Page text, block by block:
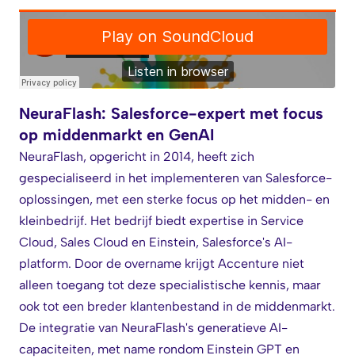
NeuraFlash: Salesforce-expert met focus
op middenmarkt en GenAI
NeuraFlash, opgericht in 2014, heeft zich
gespecialiseerd in het implementeren van Salesforce-
oplossingen, met een sterke focus op het midden- en
kleinbedrijf. Het bedrijf biedt expertise in Service
Cloud, Sales Cloud en Einstein, Salesforce's AI-
platform. Door de overname krijgt Accenture niet
alleen toegang tot deze specialistische kennis, maar
ook tot een breder klantenbestand in de middenmarkt.
De integratie van NeuraFlash's generatieve AI-
capaciteiten, met name rondom Einstein GPT en